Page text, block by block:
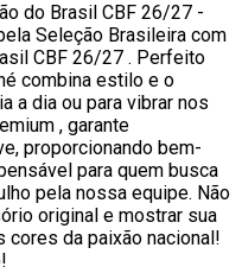
do Brasil CBF 26/27 -
Seleção Brasileira com
CBF 26/27 . Perfeito
combina estilo e o
a dia ou para vibrar nos
, garante
proporcionando bem-
para quem busca
pela nossa equipe. Não
original e mostrar sua
cores da paixão nacional!